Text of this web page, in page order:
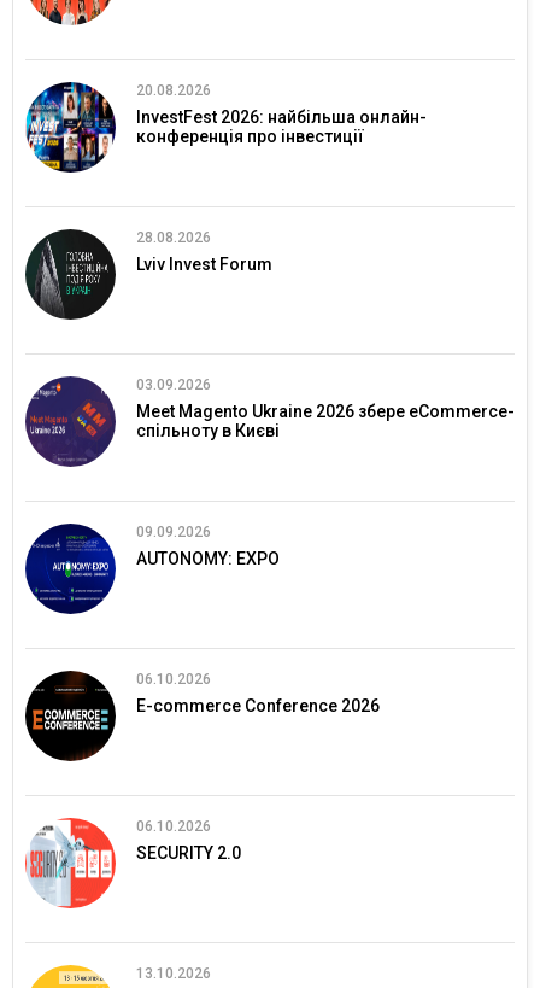
20.08.2026
InvestFest 2026: найбільша онлайн-
конференція про інвестиції
28.08.2026
Lviv Invest Forum
03.09.2026
Meet Magento Ukraine 2026 збере eCommerce-
спільноту в Києві
09.09.2026
AUTONOMY: EXPO
06.10.2026
E-commerce Conference 2026
06.10.2026
SECURITY 2.0
13.10.2026